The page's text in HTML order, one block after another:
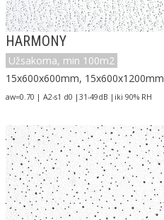
HARMONY
Užsakoma, min 100m2
15x600x600mm, 15x600x1200mm
aw=0.70 | A2-s1 d0 |31-49dB |iki 90% RH